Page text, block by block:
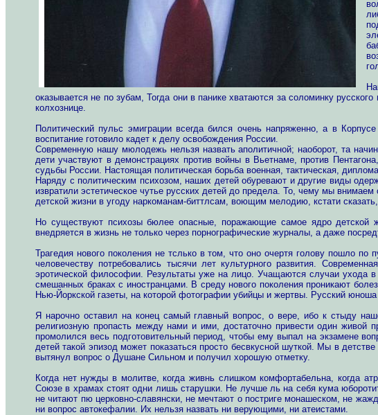
оказывается не по зубам, Тогда они в панике хватаются за соломинку
колхознице.
Политический пульс эмиграции всегда бился очень напряженно, а в
воспитание готовило кадет к делу освобождения России.
Современную нашу мюлодежь нельзя назвать аполитичной; наоборот, та
дети участвуют в демонстрациях против войны в Вьетнаме, против
судьбы России. Настоящая политическая борьба военная, тактическая,
Наряду с политическим психозом, наших детей обуревают и другие виды
извратили эстетическое чутье русских детей до предела. То, чему мы
детской жизни в угоду наркоманам-биттлсам, воющим мелодию, кстати
Но существуют психозы бюлее опасные, поражающие самое ядро детской
внедряется в жизнь не только через порнографические журналы, а даже
Трагедия нового поколения не тслько в том, что оно очертя голову пошло
человечеству потребовались тысячи лет культурного развития.
эротической философии. Результаты уже на лицо. Учащаются случаи ухода
смешанных браках с иностранцами. В среду нового поколения проникают
Нью-Йоркской газеты, на которой фотографии убийцы и жертвы. Русский
Я нарочно оставил на конец самый главный вопрос, о вере, ибо к стыду
религиозную пропасть между нами и ими, достаточно привести один живой
промолился весь подготовительный период, чтобы ему выпал на экзамене
детей такой эпизод может показаться просто бесвкусной шуткой. Мы в
вытянул вопрос о Душане Сильном и получил хорошую отметку.
Когда нет нужды в молитве, когда живнь слишком комфортабельна, когда
Союзе в храмах стоят одни лишь старушки. Не лучше ль на себя кума
не читают пю церковно-славянски, не мечтают о постриге монашеском, не
ни вопрос автокефалии. Их нельзя назвать ни верующими, ни атеистами.